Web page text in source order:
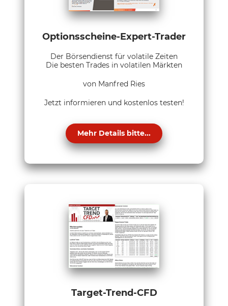
Optionsscheine-Expert-Trader
Der Börsendienst für volatile Zeiten
Die besten Trades in volatilen Märkten
von Manfred Ries
Jetzt informieren und kostenlos testen!
Mehr Details bitte...
Target-Trend-CFD